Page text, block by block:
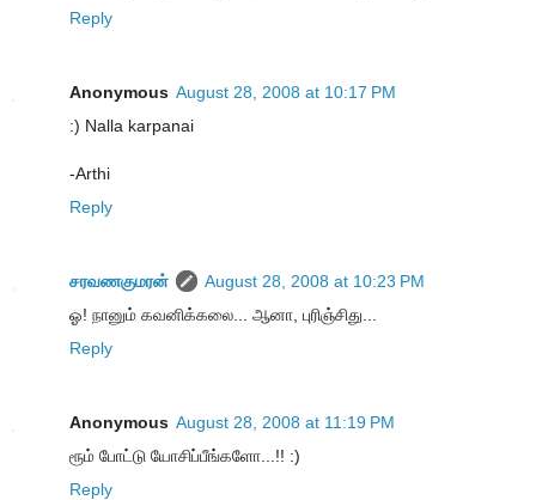
Reply
Anonymous August 28, 2008 at 10:17 PM
:) Nalla karpanai
-Arthi
Reply
சரவணகுமரன்
August 28, 2008 at 10:23 PM
ஓ! நானும் கவனிக்கலை... ஆனா, புரிஞ்சிது...
Reply
Anonymous August 28, 2008 at 11:19 PM
ரூம் போட்டு யோசிப்பீங்களோ...!! :)
Reply